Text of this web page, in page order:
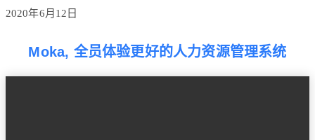
2020年6月12日
Moka, 全员体验更好的人力资源管理系统